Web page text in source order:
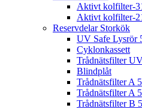
Aktivt kolfilter-
Aktivt kolfilter-
Reservdelar Storkök
UV Safe Lysrör
Cyklonkassett
Trådnätsfilter
Blindplåt
Trådnätsfilter A
Trådnätsfilter A
Trådnätsfilter B